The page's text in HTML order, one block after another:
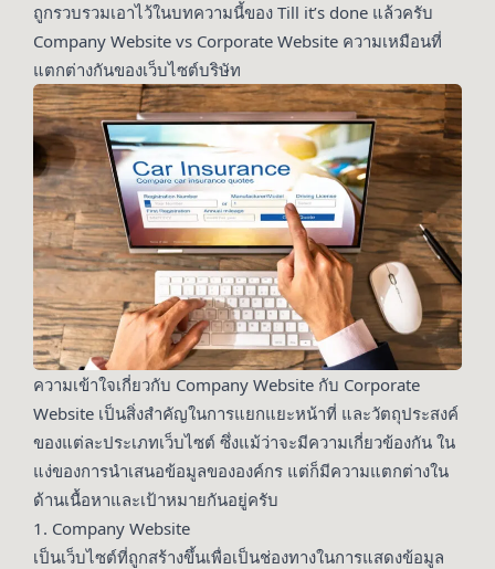
ถูกรวบรวมเอาไว้ในบทความนี้ของ Till it’s done แล้วครับ
Company Website vs Corporate Website ความเหมือนที่
แตกต่างกันของเว็บไซต์บริษัท
ความเข้าใจเกี่ยวกับ Company Website กับ Corporate
Website เป็นสิ่งสำคัญในการแยกแยะหน้าที่ และวัตถุประสงค์
ของแต่ละประเภทเว็บไซต์ ซึ่งแม้ว่าจะมีความเกี่ยวข้องกัน ใน
แง่ของการนำเสนอข้อมูลขององค์กร แต่ก็มีความแตกต่างใน
ด้านเนื้อหาและเป้าหมายกันอยู่ครับ
1. Company Website
เป็นเว็บไซต์ที่ถูกสร้างขึ้นเพื่อเป็นช่องทางในการแสดงข้อมูล